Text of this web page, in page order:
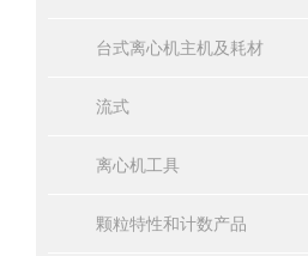
台式离心机主机及耗材
流式
离心机工具
颗粒特性和计数产品